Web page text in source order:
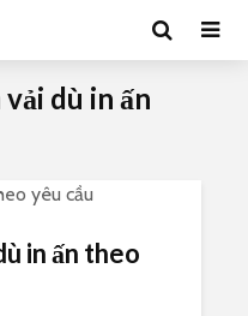
dù in ấn
in ấn theo